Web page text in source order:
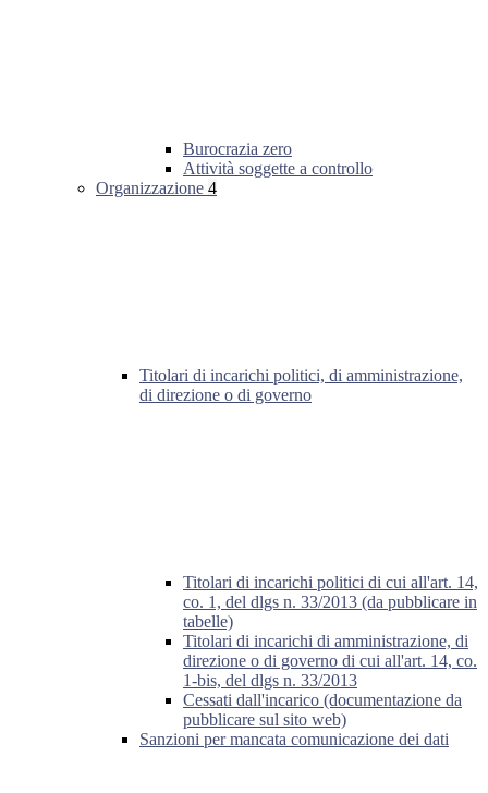
Burocrazia zero
Attività soggette a controllo
Organizzazione 4
Titolari di incarichi politici, di amministrazione,
di direzione o di governo
Titolari di incarichi politici di cui all'art. 14,
co. 1, del dlgs n. 33/2013 (da pubblicare in
tabelle)
Titolari di incarichi di amministrazione, di
direzione o di governo di cui all'art. 14, co.
1-bis, del dlgs n. 33/2013
Cessati dall'incarico (documentazione da
pubblicare sul sito web)
Sanzioni per mancata comunicazione dei dati